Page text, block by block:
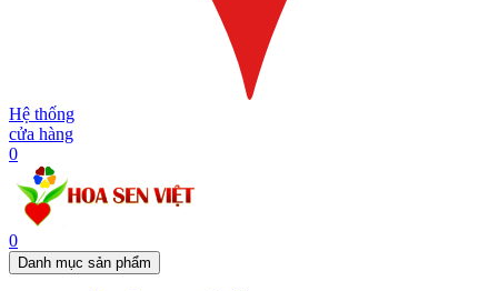
Hệ thống
cửa hàng
0
0
Danh mục sản phẩm